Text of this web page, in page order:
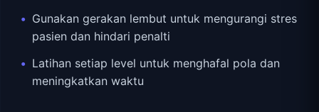
Gunakan gerakan lembut untuk mengurangi stres
pasien dan hindari penalti
Latihan setiap level untuk menghafal pola dan
meningkatkan waktu